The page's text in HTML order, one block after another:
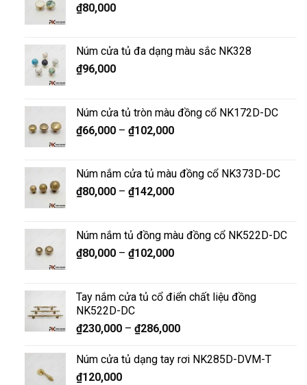
₫80,000
Núm cửa tủ đa dạng màu sắc NK328
₫96,000
Núm cửa tủ tròn màu đồng cổ NK172D-DC
₫66,000– ₫102,000
Núm nắm cửa tủ màu đồng cổ NK373D-DC
₫80,000– ₫142,000
Núm nắm tủ đồng màu đồng cổ NK522D-DC
₫80,000– ₫102,000
Tay nắm cửa tủ cổ điển chất liệu đồng
NK522D-DC
₫230,000– ₫286,000
Núm cửa tủ dạng tay rơi NK285D-DVM-T
₫120,000